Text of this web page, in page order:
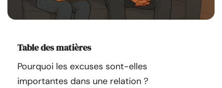
Communauté
Langue
Table des matières
Pourquoi les excuses sont-elles
importantes dans une relation ?